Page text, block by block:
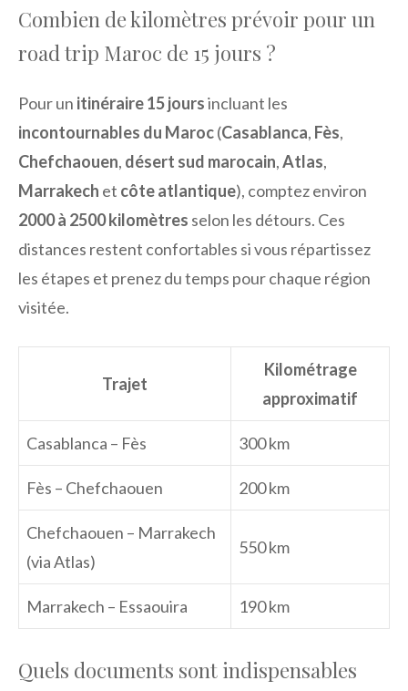
Combien de kilomètres prévoir pour un
road trip Maroc de 15 jours ?
Pour un itinéraire 15 joursincluant les
incontournables du Maroc(Casablanca, Fès,
Chefchaouen, désert sud marocain,Atlas,
Marrakech et côte atlantique), comptez environ
2000 à 2500 kilomètres selon les détours. Ces
distances restent confortables si vous répartissez
les étapes et prenez du temps pour chaque région
visitée.
Trajet
Kilométrage
approximatif
Casablanca – Fès 300 km
Fès – Chefchaouen 200 km
Chefchaouen – Marrakech
(via Atlas)
550 km
Marrakech – Essaouira 190 km
Quels documents sont indispensables